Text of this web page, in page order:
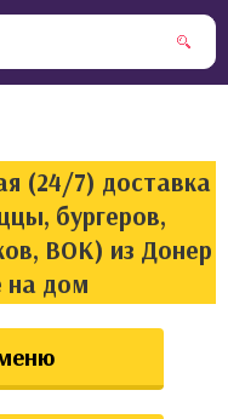
(24/7) доставка
бургеров,
ВОК) из Донер
на дом